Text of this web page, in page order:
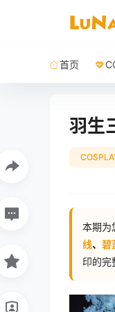
首页
羽生
本期为
线、 碧
印的完